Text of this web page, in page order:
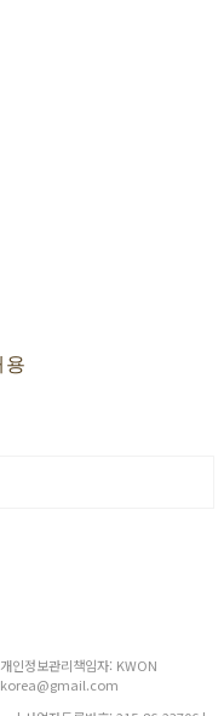
용
인정보관리책임자: KWON